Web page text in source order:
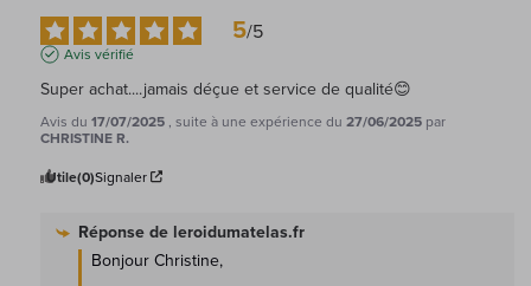
5/5
Avis vérifié
Super achat....jamais déçue et service de qualité😊
Avis du 17/07/2025 , suite à une expérience du 27/06/2025 par
CHRISTINE R.
Utile(0)Signaler
Réponse de leroidumatelas.fr
Bonjour Christine,